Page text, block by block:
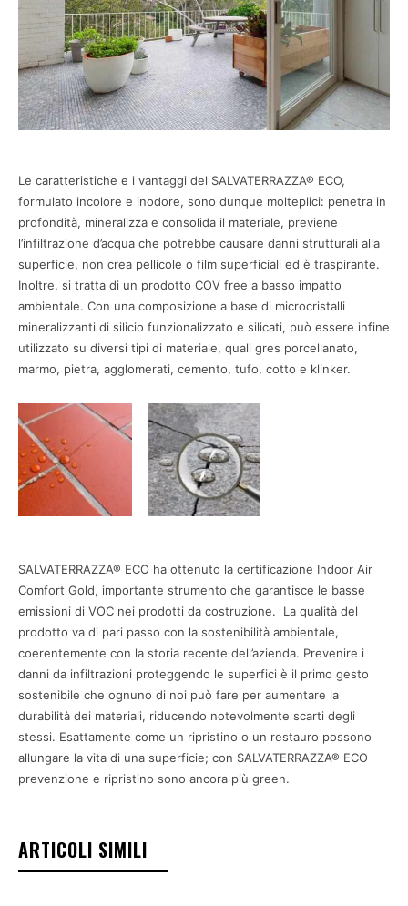
Le caratteristiche e i vantaggi del SALVATERRAZZA® ECO,
formulato incolore e inodore, sono dunque molteplici: penetra in
profondità, mineralizza e consolida il materiale, previene
l’infiltrazione d’acqua che potrebbe causare danni strutturali alla
superficie, non crea pellicole o film superficiali ed è traspirante.
Inoltre, si tratta di un prodotto COV free a basso impatto
ambientale. Con una composizione a base di microcristalli
mineralizzanti di silicio funzionalizzato e silicati, può essere infine
utilizzato su diversi tipi di materiale, quali gres porcellanato,
marmo, pietra, agglomerati, cemento, tufo, cotto e klinker.
SALVATERRAZZA® ECO ha ottenuto la certificazione Indoor Air
Comfort Gold, importante strumento che garantisce le basse
emissioni di VOC nei prodotti da costruzione. La qualità del
prodotto va di pari passo con la sostenibilità ambientale,
coerentemente con la storia recente dell’azienda. Prevenire i
danni da infiltrazioni proteggendo le superfici è il primo gesto
sostenibile che ognuno di noi può fare per aumentare la
durabilità dei materiali, riducendo notevolmente scarti degli
stessi. Esattamente come un ripristino o un restauro possono
allungare la vita di una superficie; con SALVATERRAZZA® ECO
prevenzione e ripristino sono ancora più green.
ARTICOLI SIMILI